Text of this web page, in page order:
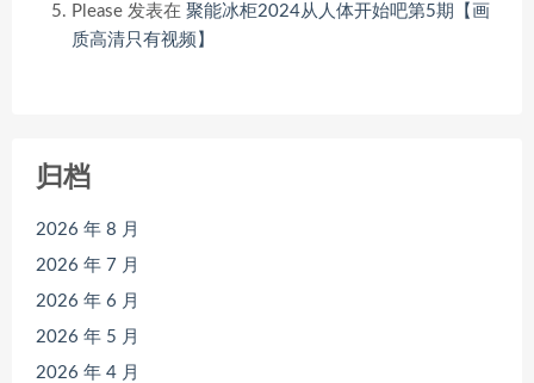
Please 发表在 聚能冰柜2024从人体开始吧第5期【画
质高清只有视频】
归档
2026 年 8 月
2026 年 7 月
2026 年 6 月
2026 年 5 月
2026 年 4 月